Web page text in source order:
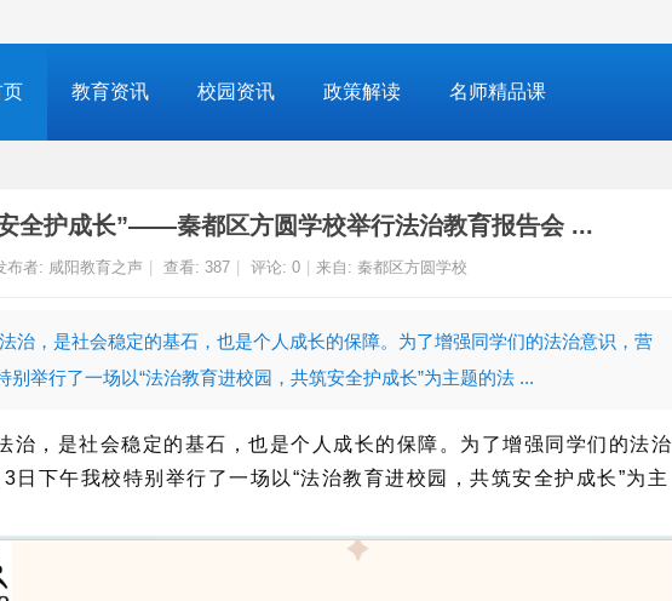
页 教育资讯 校园资讯 政策解读 名师精品课
全护成长”——秦都区方圆学校举行法治教育报告会 ...
布者: 咸阳教育之声 查看: 387 评论: 0 来自: 秦都区方圆学校
治，是社会稳定的基石，也是个人成长的保障。为了增强同学们的法治意识，营
举行了一场以“法治教育进校园，共筑安全护成长”为主题的法 ...
治，是社会稳定的基石，也是个人成长的保障。为了增强同学们的法治
日下午我校特别举行了一场以“法治教育进校园，共筑安全护成长”为主